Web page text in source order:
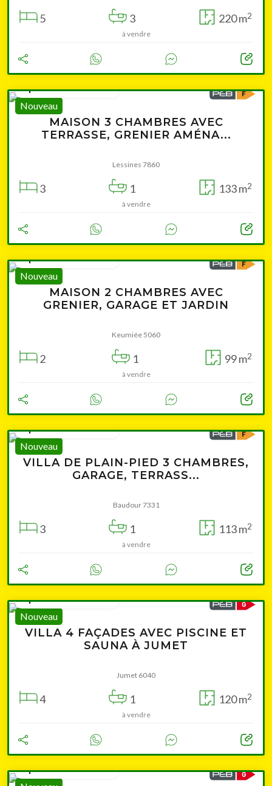
Leaflet|© OpenStreetMap contributors
Cliquer pour afficher la carte
5 3 220 m2
à vendre
Nouveau
à partir de 179 000 €
MAISON 3 CHAMBRES AVEC
TERRASSE, GRENIER AMÉNA...
Lessines 7860
3 1 133 m2
à vendre
Nouveau
à partir de 175 000 €
MAISON 2 CHAMBRES AVEC
GRENIER, GARAGE ET JARDIN
Keumiée 5060
2 1 99 m2
à vendre
Nouveau
à partir de 269 000 €
VILLA DE PLAIN-PIED 3 CHAMBRES,
GARAGE, TERRASS...
Baudour 7331
3 1 113 m2
à vendre
Nouveau
à partir de 299 000 €
VILLA 4 FAÇADES AVEC PISCINE ET
SAUNA À JUMET
Jumet 6040
4 1 120 m2
à vendre
à partir de 249 000 €